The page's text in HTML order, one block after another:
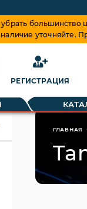
большинство
РЕГИСТРАЦИЯ
ГЛАВНАЯ